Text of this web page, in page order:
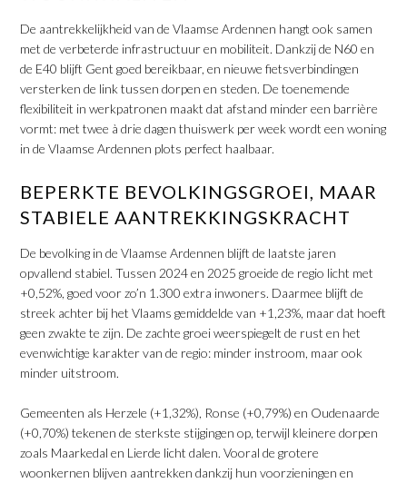
De aantrekkelijkheid van de Vlaamse Ardennen hangt ook samen
met de verbeterde infrastructuur en mobiliteit. Dankzij de N60 en
de E40 blijft Gent goed bereikbaar, en nieuwe fietsverbindingen
versterken de link tussen dorpen en steden. De toenemende
flexibiliteit in werkpatronen maakt dat afstand minder een barrière
vormt: met twee à drie dagen thuiswerk per week wordt een woning
in de Vlaamse Ardennen plots perfect haalbaar.
​BEPERKTE BEVOLKINGSGROEI, MAAR
STABIELE AANTREKKINGSKRACHT
De bevolking in de Vlaamse Ardennen blijft de laatste jaren
opvallend stabiel. Tussen 2024 en 2025 groeide de regio licht met
+0,52%, goed voor zo’n 1.300 extra inwoners. Daarmee blijft de
streek achter bij het Vlaams gemiddelde van +1,23%, maar dat hoeft
geen zwakte te zijn. De zachte groei weerspiegelt de rust en het
evenwichtige karakter van de regio: minder instroom, maar ook
minder uitstroom.
​Gemeenten als Herzele (+1,32%), Ronse (+0,79%) en Oudenaarde
(+0,70%) tekenen de sterkste stijgingen op, terwijl kleinere dorpen
zoals Maarkedal en Lierde licht dalen. Vooral de grotere
woonkernen blijven aantrekken dankzij hun voorzieningen en